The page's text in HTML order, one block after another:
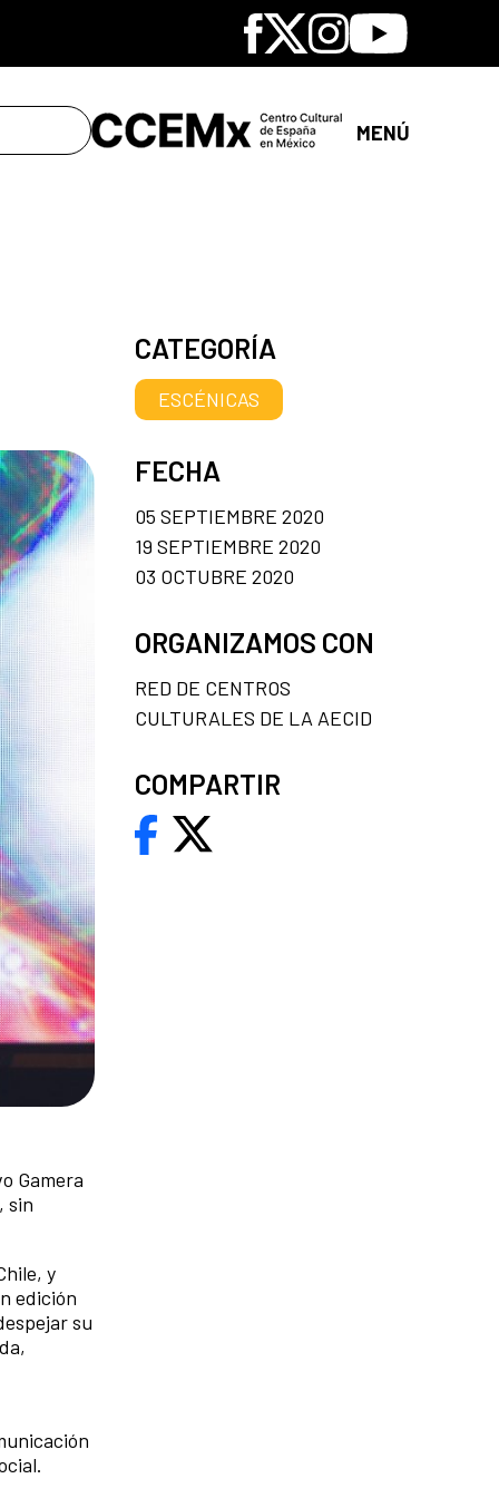
Facebook
X Instagram
Youtube
MENÚ
Gamera
sin
y
edición
su
CATEGORÍA
ESCÉNICAS
FECHA
05 SEPTIEMBRE 2020
19 SEPTIEMBRE 2020
03 OCTUBRE 2020
ORGANIZAMOS CON
RED DE CENTROS
CULTURALES DE LA AECID
COMPARTIR